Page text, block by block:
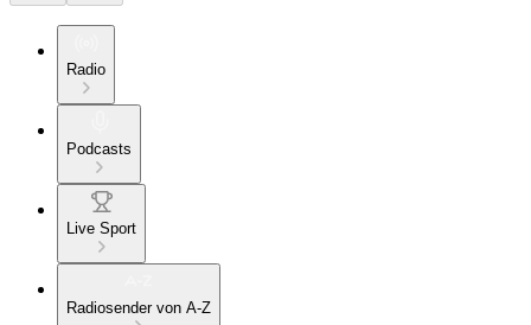
Radio
Podcasts
Live Sport
Radiosender von A-Z